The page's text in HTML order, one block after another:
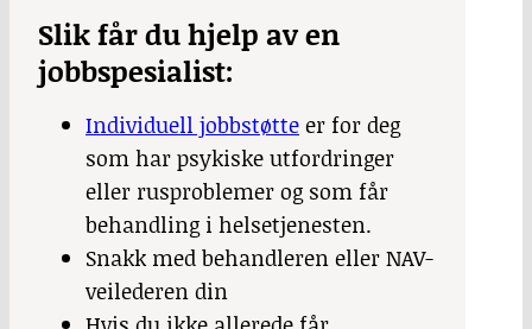
Slik får du hjelp av en
jobbspesialist:
Individuell jobbstøtteer for deg
som har psykiske utfordringer
eller rusproblemer og som får
behandling i helsetjenesten.
Snakk med behandleren eller NAV-
veilederen din